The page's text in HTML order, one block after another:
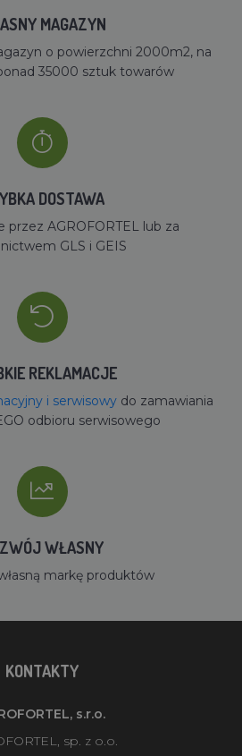
MAGAZYN
o powierzchni 2000m2, na
35000 sztuk towarów
DOSTAWA
przez AGROFORTEL lub za
GLS i GEIS
REKLAMACJE
i serwisowydo zamawiania
odbioru serwisowego
WŁASNY
markę produktów
KONTAKTY
s.r.o.
sp. z o.o.